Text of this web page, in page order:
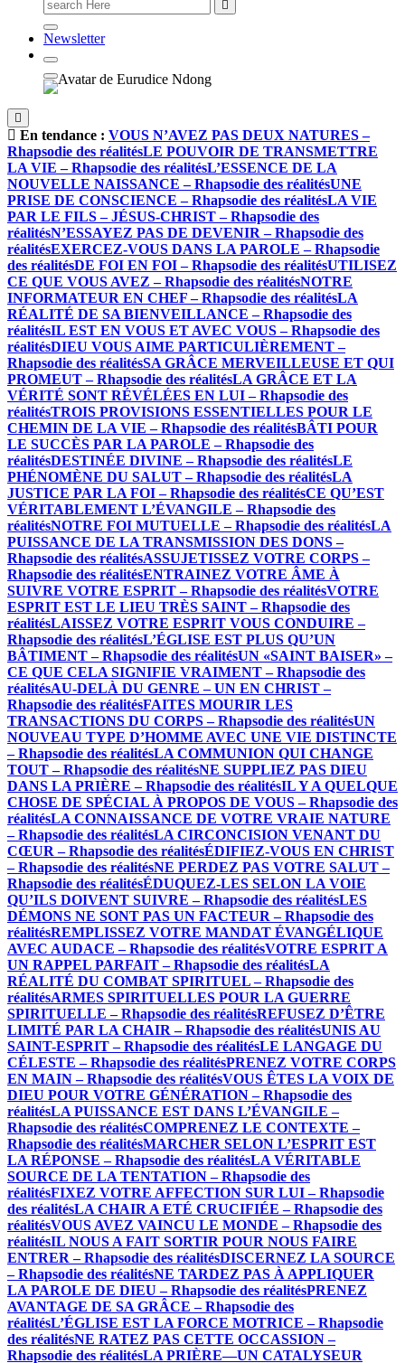
Newsletter
En tendance : VOUS N’AVEZ PAS DEUX NATURES –
Rhapsodie des réalitésLE POUVOIR DE TRANSMETTRE
LA VIE – Rhapsodie des réalitésL’ESSENCE DE LA
NOUVELLE NAISSANCE – Rhapsodie des réalitésUNE
PRISE DE CONSCIENCE – Rhapsodie des réalitésLA VIE
PAR LE FILS – JÉSUS-CHRIST – Rhapsodie des
réalitésN’ESSAYEZ PAS DE DEVENIR – Rhapsodie des
réalitésEXERCEZ-VOUS DANS LA PAROLE – Rhapsodie
des réalitésDE FOI EN FOI – Rhapsodie des réalitésUTILISEZ
CE QUE VOUS AVEZ – Rhapsodie des réalitésNOTRE
INFORMATEUR EN CHEF – Rhapsodie des réalitésLA
RÉALITÉ DE SA BIENVEILLANCE – Rhapsodie des
réalitésIL EST EN VOUS ET AVEC VOUS – Rhapsodie des
réalitésDIEU VOUS AIME PARTICULIÈREMENT –
Rhapsodie des réalitésSA GRÂCE MERVEILLEUSE ET QUI
PROMEUT – Rhapsodie des réalitésLA GRÂCE ET LA
VÉRITÉ SONT RÉVÉLÉES EN LUI – Rhapsodie des
réalitésTROIS PROVISIONS ESSENTIELLES POUR LE
CHEMIN DE LA VIE – Rhapsodie des réalitésBÂTI POUR
LE SUCCÈS PAR LA PAROLE – Rhapsodie des
réalitésDESTINÉE DIVINE – Rhapsodie des réalitésLE
PHÉNOMÈNE DU SALUT – Rhapsodie des réalitésLA
JUSTICE PAR LA FOI – Rhapsodie des réalitésCE QU’EST
VÉRITABLEMENT L’ÉVANGILE – Rhapsodie des
réalitésNOTRE FOI MUTUELLE – Rhapsodie des réalitésLA
PUISSANCE DE LA TRANSMISSION DES DONS –
Rhapsodie des réalitésASSUJETISSEZ VOTRE CORPS –
Rhapsodie des réalitésENTRAINEZ VOTRE ÂME À
SUIVRE VOTRE ESPRIT – Rhapsodie des réalitésVOTRE
ESPRIT EST LE LIEU TRÈS SAINT – Rhapsodie des
réalitésLAISSEZ VOTRE ESPRIT VOUS CONDUIRE –
Rhapsodie des réalitésL’ÉGLISE EST PLUS QU’UN
BÂTIMENT – Rhapsodie des réalitésUN «SAINT BAISER» –
CE QUE CELA SIGNIFIE VRAIMENT – Rhapsodie des
réalitésAU-DELÀ DU GENRE – UN EN CHRIST –
Rhapsodie des réalitésFAITES MOURIR LES
TRANSACTIONS DU CORPS – Rhapsodie des réalitésUN
NOUVEAU TYPE D’HOMME AVEC UNE VIE DISTINCTE
– Rhapsodie des réalitésLA COMMUNION QUI CHANGE
TOUT – Rhapsodie des réalitésNE SUPPLIEZ PAS DIEU
DANS LA PRIÈRE – Rhapsodie des réalitésIL Y A QUELQUE
CHOSE DE SPÉCIAL À PROPOS DE VOUS – Rhapsodie des
réalitésLA CONNAISSANCE DE VOTRE VRAIE NATURE
– Rhapsodie des réalitésLA CIRCONCISION VENANT DU
CŒUR – Rhapsodie des réalitésÉDIFIEZ-VOUS EN CHRIST
– Rhapsodie des réalitésNE PERDEZ PAS VOTRE SALUT –
Rhapsodie des réalitésÉDUQUEZ-LES SELON LA VOIE
QU’ILS DOIVENT SUIVRE – Rhapsodie des réalitésLES
DÉMONS NE SONT PAS UN FACTEUR – Rhapsodie des
réalitésREMPLISSEZ VOTRE MANDAT ÉVANGÉLIQUE
AVEC AUDACE – Rhapsodie des réalitésVOTRE ESPRIT A
UN RAPPEL PARFAIT – Rhapsodie des réalitésLA
RÉALITÉ DU COMBAT SPIRITUEL – Rhapsodie des
réalitésARMES SPIRITUELLES POUR LA GUERRE
SPIRITUELLE – Rhapsodie des réalitésREFUSEZ D’ÊTRE
LIMITÉ PAR LA CHAIR – Rhapsodie des réalitésUNIS AU
SAINT-ESPRIT – Rhapsodie des réalitésLE LANGAGE DU
CÉLESTE – Rhapsodie des réalitésPRENEZ VOTRE CORPS
EN MAIN – Rhapsodie des réalitésVOUS ÊTES LA VOIX DE
DIEU POUR VOTRE GÉNÉRATION – Rhapsodie des
réalitésLA PUISSANCE EST DANS L’ÉVANGILE –
Rhapsodie des réalitésCOMPRENEZ LE CONTEXTE –
Rhapsodie des réalitésMARCHER SELON L’ESPRIT EST
LA RÉPONSE – Rhapsodie des réalitésLA VÉRITABLE
SOURCE DE LA TENTATION – Rhapsodie des
réalitésFIXEZ VOTRE AFFECTION SUR LUI – Rhapsodie
des réalitésLA CHAIR A ETÉ CRUCIFIÉE – Rhapsodie des
réalitésVOUS AVEZ VAINCU LE MONDE – Rhapsodie des
réalitésIL NOUS A FAIT SORTIR POUR NOUS FAIRE
ENTRER – Rhapsodie des réalitésDISCERNEZ LA SOURCE
– Rhapsodie des réalitésNE TARDEZ PAS À APPLIQUER
LA PAROLE DE DIEU – Rhapsodie des réalitésPRENEZ
AVANTAGE DE SA GRÂCE – Rhapsodie des
réalitésL’ÉGLISE EST LA FORCE MOTRICE – Rhapsodie
des réalitésNE RATEZ PAS CETTE OCCASSION –
Rhapsodie des réalitésLA PRIÈRE—UN CATALYSEUR